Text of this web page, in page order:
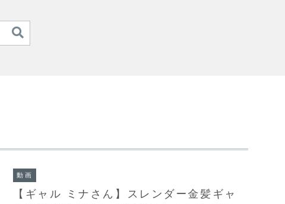
動画
【ギャル ミナさん】スレンダー金髪ギャ